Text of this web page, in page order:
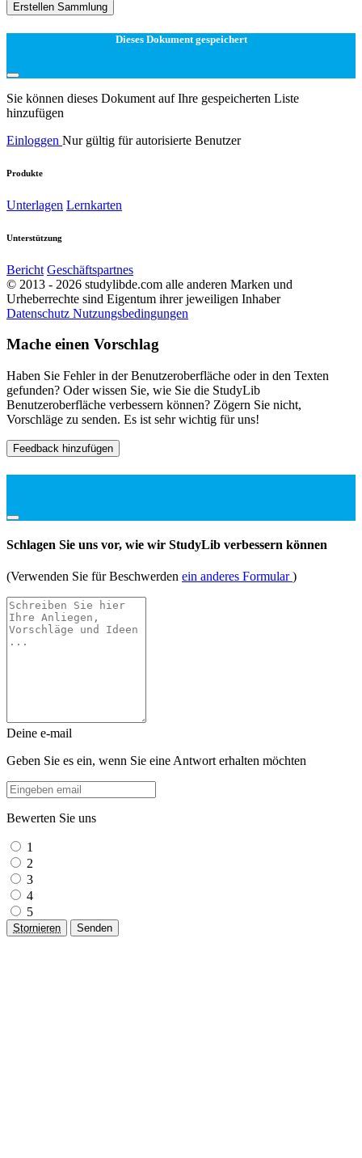
Erstellen Sammlung
Dieses Dokument gespeichert
Sie können dieses Dokument auf Ihre gespeicherten Liste
hinzufügen
Einloggen Nur gültig für autorisierte Benutzer
Produkte
Unterlagen Lernkarten
Unterstützung
Bericht Geschäftspartnes
© 2013 - 2026 studylibde.com alle anderen Marken und
Urheberrechte sind Eigentum ihrer jeweiligen Inhaber
Datenschutz Nutzungsbedingungen
Mache einen Vorschlag
Haben Sie Fehler in der Benutzeroberfläche oder in den Texten
gefunden? Oder wissen Sie, wie Sie die StudyLib
Benutzeroberfläche verbessern können? Zögern Sie nicht,
Vorschläge zu senden. Es ist sehr wichtig für uns!
Feedback hinzufügen
Schlagen Sie uns vor, wie wir StudyLib verbessern können
(Verwenden Sie für Beschwerden ein anderes Formular)
Deine e-mail
Geben Sie es ein, wenn Sie eine Antwort erhalten möchten
Bewerten Sie uns
1
2
3
4
5
Stornieren Senden